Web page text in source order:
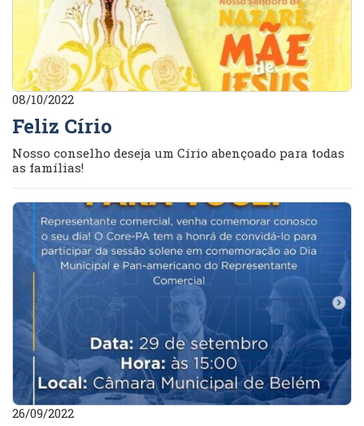
08/10/2022
Feliz Círio
Nosso conselho deseja um Círio abençoado para todas
as famílias!
26/09/2022